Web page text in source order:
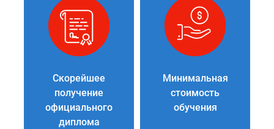
Скорейшее
получение
официального
диплома
Минимальная
стоимость
обучения